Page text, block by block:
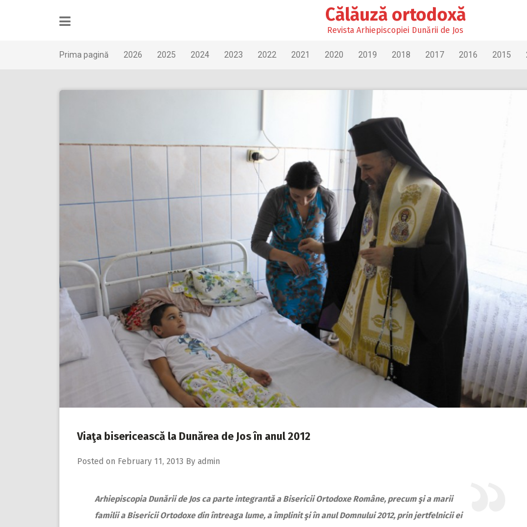
Călăuză ortodoxă
Revista Arhiepiscopiei Dunării de Jos
Prima pagină 2026 2025 2024 2023 2022 2021 2020 2019 2018 2017 2016 2015
Viaţa bisericească la Dunărea de Jos în anul 2012
Posted on February 11, 2013 By admin
Arhiepiscopia Dunării de Jos ca parte integrantă a Bisericii Ortodoxe Române, precum şi a marii
familii a Bisericii Ortodoxe din întreaga lume, a împlinit şi în anul Domnului 2012, prin jertfelnicii ei